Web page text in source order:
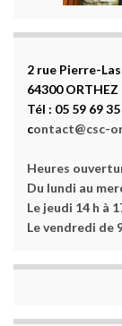
2 rue Pierre-
64300 ORTHEZ
Tél : 05 59 69
contact@csc-
Heures
Du lundi au
Le jeudi 14 h à
Le vendredi de